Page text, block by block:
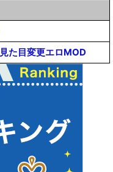
見た目変更エロMOD